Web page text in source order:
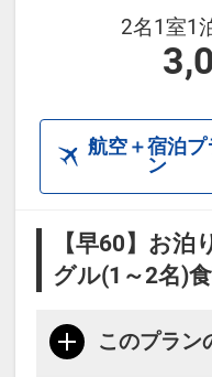
2名1室1
航空＋宿泊プ
ン
【早60】お
グル(1～2名)
このプラン